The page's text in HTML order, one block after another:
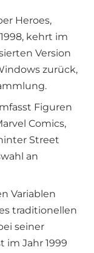
Heroes,
kehrt im
Version
zurück,
Figuren
Comics,
Street
an
Variablen
traditionellen
seiner
im Jahr 1999